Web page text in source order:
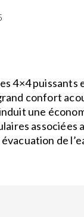
4×4 puissants
confort
une
associées
de